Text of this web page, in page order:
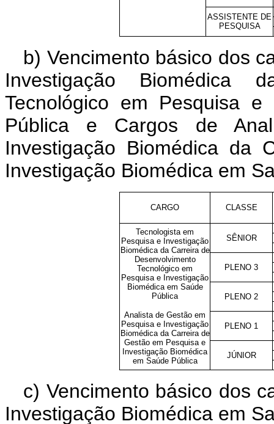
ASSISTENTE DE
PESQUISA
b) Vencimento básico dos
Investigação Biomédica
Tecnológico em Pesquisa
Pública e Cargos de
Investigação Biomédica da
Investigação Biomédica em
CARGO CLASSE
Tecnologista em
Pesquisa e Investigação
Biomédica da Carreira de
Desenvolvimento
Tecnológico em
Pesquisa e Investigação
Biomédica em Saúde
Pública
Analista de Gestão em
Pesquisa e Investigação
Biomédica da Carreira de
Gestão em Pesquisa e
Investigação Biomédica
em Saúde Pública
SÊNIOR
PLENO 3
PLENO 2
PLENO 1
JÚNIOR
c) Vencimento básico dos
Investigação Biomédica em